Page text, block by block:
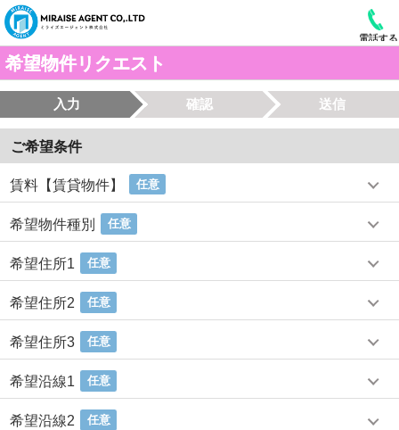
電話する
希望物件リクエスト
入力 確認 送信
ご希望条件
賃料【賃貸物件】 任意
希望物件種別 任意
希望住所1 任意
希望住所2 任意
希望住所3 任意
希望沿線1 任意
希望沿線2 任意